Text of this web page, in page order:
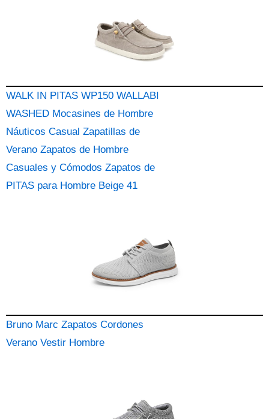
WALK IN PITAS WP150 WALLABI
WASHED Mocasines de Hombre
Náuticos Casual Zapatillas de
Verano Zapatos de Hombre
Casuales y Cómodos Zapatos de
PITAS para Hombre Beige 41
Bruno Marc Zapatos Cordones
Verano Vestir Hombre